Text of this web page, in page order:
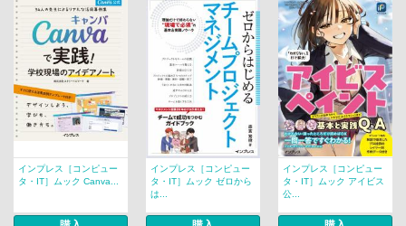
インプレス［コンピュー
タ・IT］ムック Canva...
インプレス［コンピュー
タ・IT］ムック ゼロから
は...
インプレス［コンピュー
タ・IT］ムック アイビス
公...